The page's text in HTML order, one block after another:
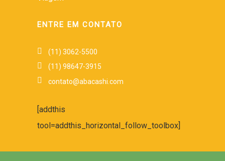
ENTRE EM CONTATO
(11) 3062-5500
(11) 98647-3915
contato@abacashi.com
[addthis
tool=addthis_horizontal_follow_toolbox]